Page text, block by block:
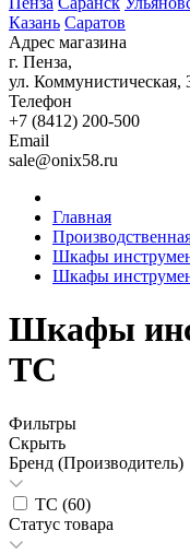
Казань Саратов
Адрес магазина
г. Пенза,
ул. Коммунистическая,
Телефон
+7 (8412) 200-500
Email
sale@onix58.ru
Главная
Шкафы
Шкафы
Шкафы
ТС
Фильтры
Скрыть
Бренд (Производитель)
ТС (60)
Статус товара